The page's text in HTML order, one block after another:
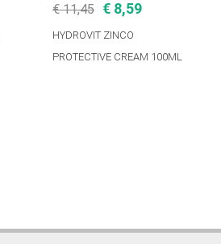
€ 11,45 € 8,59
HYDROVIT ZINCO
PROTECTIVE CREAM 100ML